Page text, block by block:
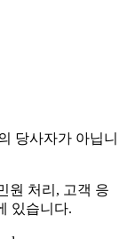
당사자가 아닙니
원 처리, 고객 응
있습니다.